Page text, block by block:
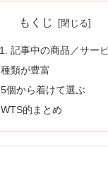
もくじ
記事中の商品／サー
種類が豊富
5個から着けて選ぶ
WTS的まとめ